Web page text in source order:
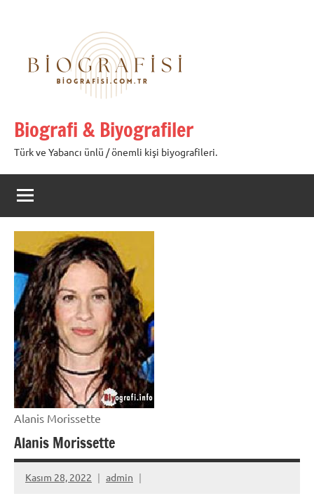
Biografi & Biyografiler
Türk ve Yabancı ünlü / önemli kişi biyografileri.
Alanis Morissette
Alanis Morissette
Kasım 28, 2022 admin